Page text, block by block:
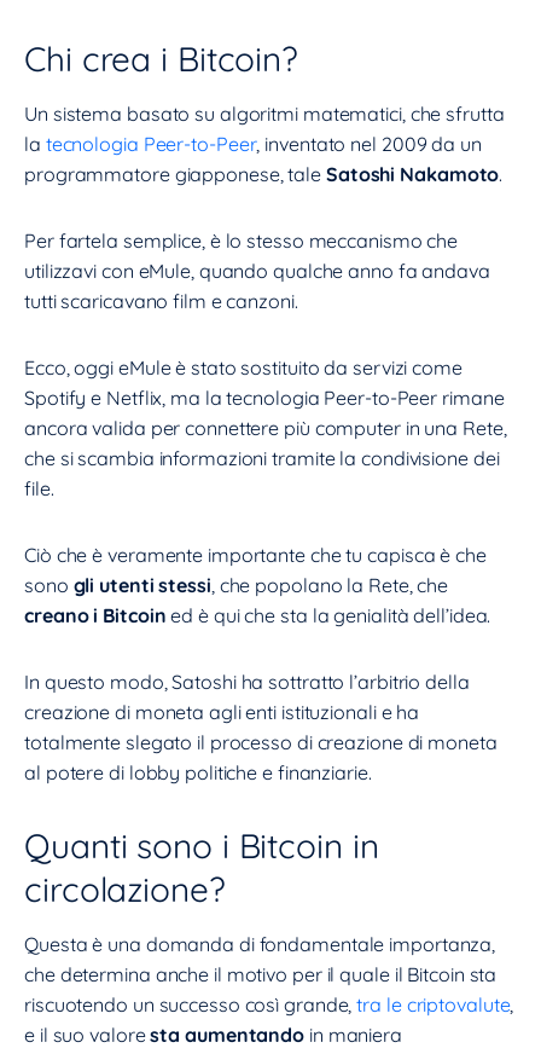
Chi crea i Bitcoin?
Un sistema basato su algoritmi matematici, che sfrutta
la tecnologia Peer-to-Peer, inventato nel 2009 da un
programmatore giapponese, tale Satoshi Nakamoto.
Per fartela semplice, è lo stesso meccanismo che
utilizzavi con eMule, quando qualche anno fa andava
tutti scaricavano film e canzoni.
Ecco, oggi eMule è stato sostituito da servizi come
Spotify e Netflix, ma la tecnologia Peer-to-Peer rimane
ancora valida per connettere più computer in una Rete,
che si scambia informazioni tramite la condivisione dei
file.
Ciò che è veramente importante che tu capisca è che
sono gli utenti stessi, che popolano la Rete, che
creano i Bitcoin ed è qui che sta la genialità dell’idea.
In questo modo, Satoshi ha sottratto l’arbitrio della
creazione di moneta agli enti istituzionali e ha
totalmente slegato il processo di creazione di moneta
al potere di lobby politiche e finanziarie.
Quanti sono i Bitcoin in
circolazione?
Questa è una domanda di fondamentale importanza,
che determina anche il motivo per il quale il Bitcoin sta
riscuotendo un successo così grande,tra le criptovalute,
e il suo valoresta aumentando in maniera